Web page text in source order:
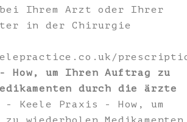
bei Ihrem Arzt oder Ihrer
in der Chirurgie
How, um Ihren Auftrag zu
durch die ärzte
- Keele Praxis - How, um